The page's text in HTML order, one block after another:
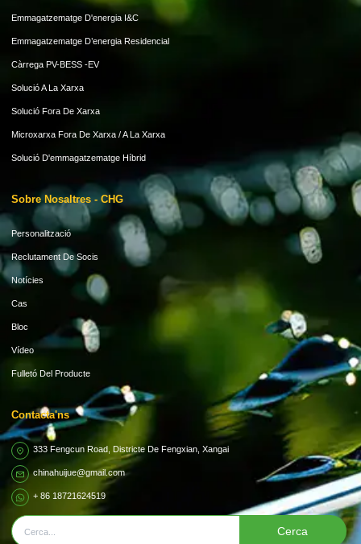
Emmagatzematge D'energia I&C
Emmagatzematge D’energia Residencial
Càrrega PV-BESS -EV
Solució A La Xarxa
Solució Fora De Xarxa
Microxarxa Fora De Xarxa / A La Xarxa
Solució D'emmagatzematge Híbrid
Sobre Nosaltres - CHG
Personalització
Reclutament De Socis
Notícies
Cas
Bloc
Vídeo
Fulletó Del Producte
Contacta'ns
333 Fengcun Road, Districte De Fengxian, Xangai
chinahuijue@gmail.com
+ 86 18721624519
Cerca